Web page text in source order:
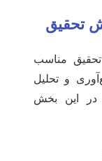
تحقیق
تحقیق مناسب
و تحلیل
در این بخش